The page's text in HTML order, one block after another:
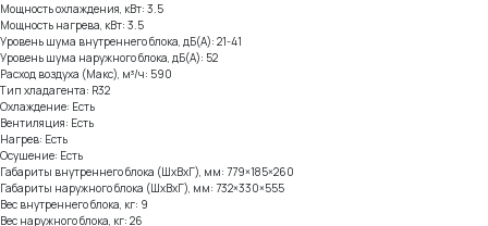
Мощность охлаждения, кВт: 3.5
Мощность нагрева, кВт: 3.5
Уровень шума внутреннего блока, дБ(А): 21-41
Уровень шума наружного блока, дБ(А): 52
Расход воздуха (Макс), м³/ч: 590
Тип хладагента: R32
Охлаждение: Есть
Вентиляция: Есть
Нагрев: Есть
Осушение: Есть
Габариты внутреннего блока (ШхВхГ), мм: 779×185×260
Габариты наружного блока (ШхВхГ), мм: 732×330×555
Вес внутреннего блока, кг: 9
Вес наружного блока, кг: 26